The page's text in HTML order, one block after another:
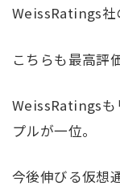
WeissRatings社
こちらも最高評
WeissRatings
プルが一位。
今後伸びる仮想